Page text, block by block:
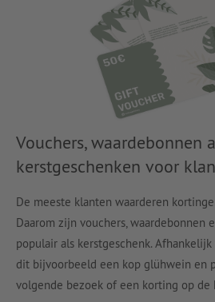
Vouchers, waardebonnen
kerstgeschenken voor
De meeste klanten waarderen
Daarom zijn vouchers, waardebonnen
populair als kerstgeschenk.
dit bijvoorbeeld een kop glühwein en
volgende bezoek of een korting op de